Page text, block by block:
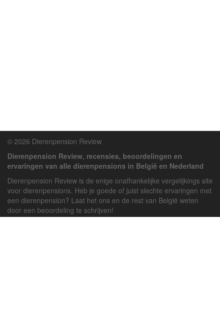
© 2026 Dierenpension Review
Dierenpension Review, recensies, beoordelingen en
ervaringen van alle dierenpensions in België en Nederland
Dierenpension Review is de enige onafhankelijke vergelijkings site
voor dierenpensions. Heb je goede of juist slechte ervaringen met
een dierenpension? Laat het ons en de rest van België weten
door een beoordeling te schrijven!